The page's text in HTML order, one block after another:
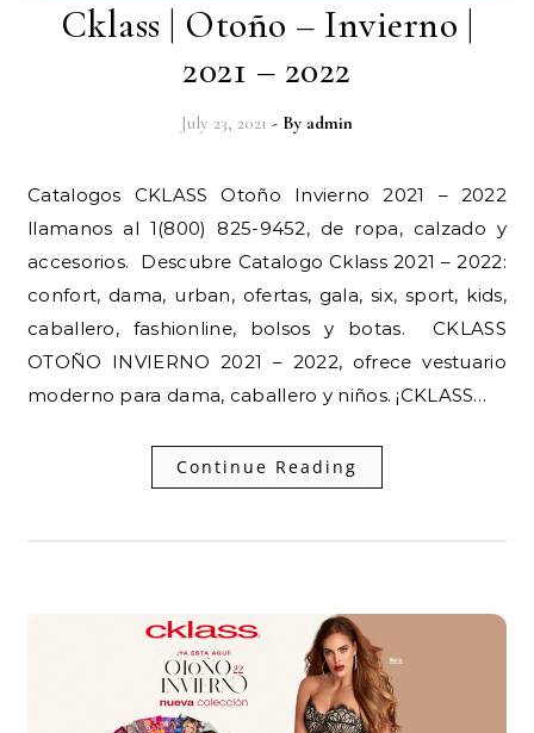
Cklass | Otoño – Invierno |
2021 – 2022
July 23, 2021 - By admin
Catalogos CKLASS Otoño Invierno 2021 – 2022
llamanos al 1(800) 825-9452, de ropa, calzado y
accesorios. Descubre Catalogo Cklass 2021 – 2022:
confort, dama, urban, ofertas, gala, six, sport, kids,
caballero, fashionline, bolsos y botas. CKLASS
OTOÑO INVIERNO 2021 – 2022, ofrece vestuario
moderno para dama, caballero y niños. ¡CKLASS…
Continue Reading